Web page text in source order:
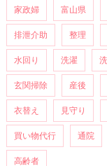
家政婦 富山県
排泄介助 整理
水回り 洗濯
玄関掃除 産後
衣替え 見守り
買い物代行 通院
高齢者